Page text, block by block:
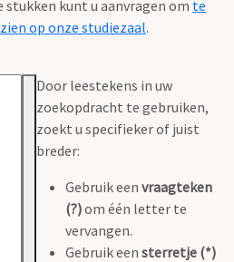
stukken kunt u aanvragen om te
op onze studiezaal.
Door leestekens in uw
zoekopdracht te gebruiken,
zoekt u specifieker of juist
breder:
Gebruik een vraagteken
(?)om één letter te
vervangen.
Gebruik een sterretje (*)